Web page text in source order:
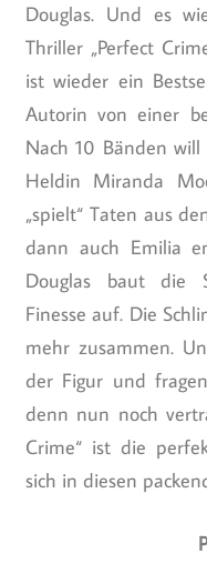
Douglas. Und es
Thriller „Perfect
ist wieder ein
Autorin von einer
Nach 10 Bänden
Heldin Miranda
„spielt“ Taten aus
dann auch Emilia
Douglas baut die
Finesse auf. Die
mehr zusammen.
der Figur und
denn nun noch
Crime“ ist die
sich in diesen